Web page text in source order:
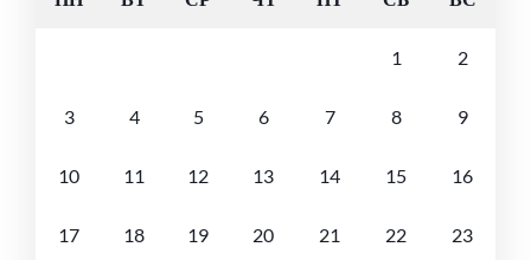
1 2
3 4 5 6 7 8 9
10 11 12 13 14 15 16
17 18 19 20 21 22 23